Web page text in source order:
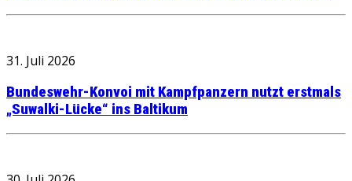
31. Juli 2026
Bundeswehr-Konvoi mit Kampfpanzern nutzt erstmals
„Suwalki-Lücke“ ins Baltikum